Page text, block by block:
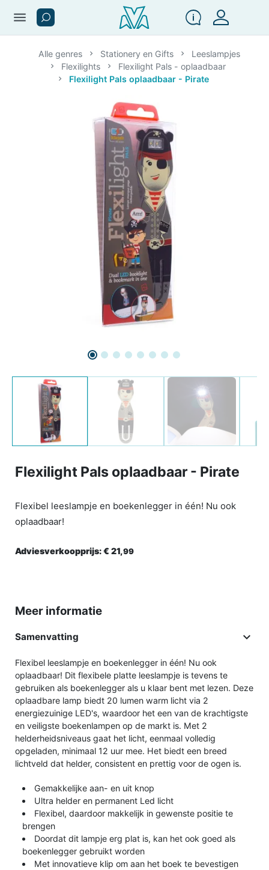
menu
Alle genres Stationery en Gifts
Leeslampjes
Flexilights
Flexilight Pals - oplaadbaar
Flexilight Pals oplaadbaar - Pirate
Flexilight Pals oplaadbaar - Pirate
Flexibel leeslampje en boekenlegger in één! Nu ook
oplaadbaar!
Adviesverkoopprijs:€ 21,99
Meer informatie
Samenvatting 
Flexibel leeslampje en boekenlegger in één! Nu ook
oplaadbaar! Dit flexibele platte leeslampje is tevens te
gebruiken als boekenlegger als u klaar bent met lezen. Deze
oplaadbare lamp biedt 20 lumen warm licht via 2
energiezuinige LED's, waardoor het een van de krachtigste
en veiligste boekenlampen op de markt is. Met 2
helderheidsniveaus gaat het licht, eenmaal volledig
opgeladen, minimaal 12 uur mee. Het biedt een breed
lichtveld dat helder, consistent en prettig voor de ogen is.
Gemakkelijke aan- en uit knop
Ultra helder en permanent Led licht
Flexibel, daardoor makkelijk in gewenste positie te
brengen
Doordat dit lampje erg plat is, kan het ook goed als
boekenlegger gebruikt worden
Met innovatieve klip om aan het boek te bevestigen